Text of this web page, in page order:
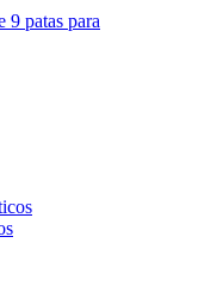
9 patas para